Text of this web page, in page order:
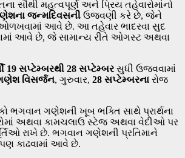
સૌથી મહત્વપૂર્ણ અને પ્રિય તહેવારોમાંનો
જન્મદિવસની ઉજવણી કરે છે, જેને
આવે છે. આ તહેવાર ભાદરવા સુદ
આવે છે, જે સામાન્ય રીતે ઓગસ્ટ અથવા
19 સપ્ટેમ્બરથી 28 સપ્ટેમ્બરસુધી ઉજવવામાં
વિસર્જન, ગુરુવાર, 28 સપ્ટેમ્બરના રોજ
ભગવાન ગણેશની ખૂબ ભક્તિ સાથે પ્રાર્થના
અથવા કામચલાઉ સ્ટેજ અથવા વેદીઓ પર
રાખે છે. ભગવાન ગણેશની પ્રતિમાને
કાઢવામાં આવે છે.